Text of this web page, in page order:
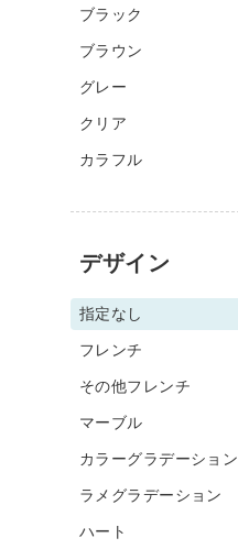
ブラック
ブラウン
グレー
クリア
カラフル
デザイン
指定なし
フレンチ
その他フレンチ
マーブル
カラーグラデーション
ラメグラデーション
ハート